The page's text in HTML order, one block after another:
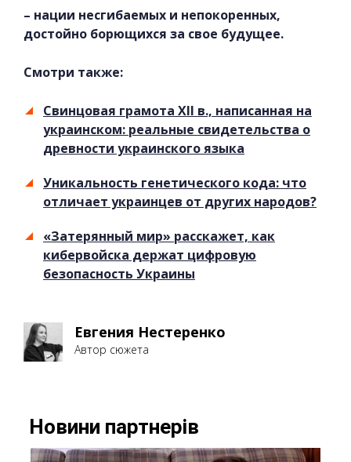
– нации несгибаемых и непокоренных,
достойно борющихся за свое будущее.
Смотри также:
Свинцовая грамота XII в., написанная на
украинском: реальные свидетельства о
древности украинского языка
Уникальность генетического кода: что
отличает украинцев от других народов?
«Затерянный мир» расскажет, как
кибервойска держат цифровую
безопасность Украины
Евгения Нестеренко
Автор сюжета